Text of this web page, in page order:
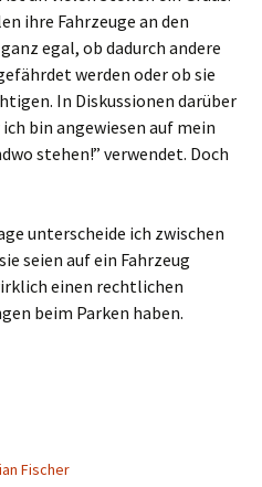
ihre Fahrzeuge an den
egal, ob dadurch andere
werden oder ob sie
In Diskussionen darüber
bin angewiesen auf mein
stehen!” verwendet. Doch
unterscheide ich zwischen
seien auf ein Fahrzeug
einen rechtlichen
beim Parken haben.
Fischer